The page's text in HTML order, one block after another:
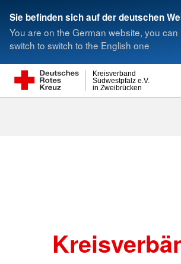
Sie befinden sich auf der deutschen
You are on the German website, you can
switch to switch to the English one
in Zweibrücken
Südwestpfalz e.V.
Kreisverband